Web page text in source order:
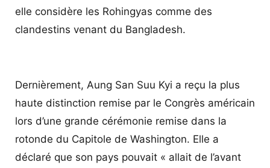
elle considère les Rohingyas comme des
clandestins venant du Bangladesh.
Dernièrement, Aung San Suu Kyi a reçu la plus
haute distinction remise par le Congrès américain
lors d’une grande cérémonie remise dans la
rotonde du Capitole de Washington. Elle a
déclaré que son pays pouvait « allait de l’avant